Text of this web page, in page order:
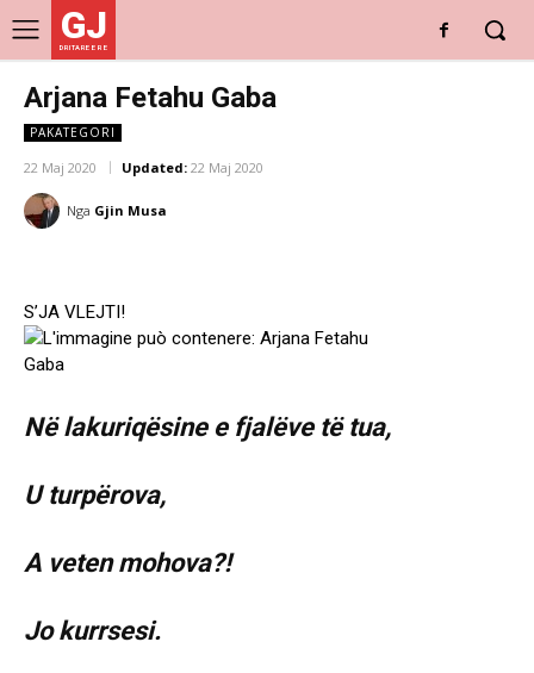
GJ
DRITARE E RE
Arjana Fetahu Gaba
PAKATEGORI
22 Maj 2020 Updated: 22 Maj 2020
Nga Gjin Musa
S’JA VLEJTI!
Në lakuriqësine e fjalëve të tua,
U turpërova,
A veten mohova?!
Jo kurrsesi.